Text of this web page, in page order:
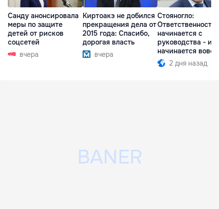
Санду анонсировала
меры по защите
детей от рисков
соцсетей
вчера
Киртоакэ не добился
прекращения дела от
2015 года: Спасибо,
дорогая власть
вчера
Стояногло:
Ответственность
начинается с
руководства -
начинается вовсе
2 дня назад